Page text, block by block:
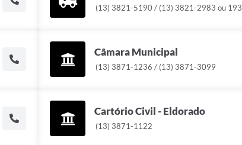
(13) 3821-5190 / (13) 3821-2983 ou 193
Câmara Municipal
(13) 3871-1236 / (13) 3871-3099
Cartório Civil - Eldorado
(13) 3871-1122